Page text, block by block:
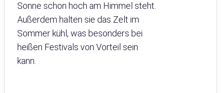
Sonne schon hoch am Himmel steht.
Außerdem halten sie das Zelt im
Sommer kühl, was besonders bei
heißen Festivals von Vorteil sein
kann.